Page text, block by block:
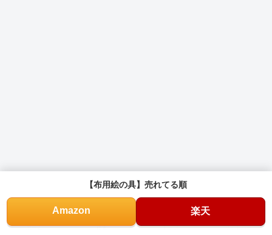
ホーム 検索 トップ サイドバー
【布用絵の具】売れてる順
Amazon 楽天